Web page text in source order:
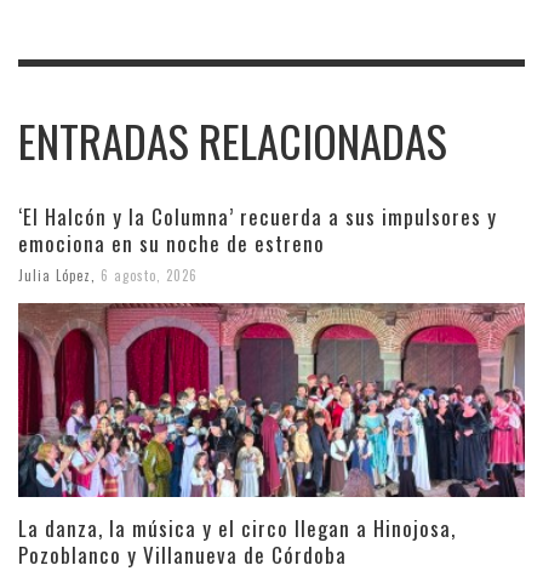
ENTRADAS RELACIONADAS
‘El Halcón y la Columna’ recuerda a sus impulsores y
emociona en su noche de estreno
Julia López 6 agosto, 2026
La danza, la música y el circo llegan a Hinojosa,
Pozoblanco y Villanueva de Córdoba